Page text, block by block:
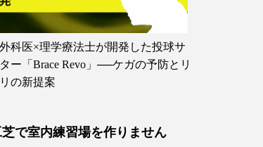
科医×理学療法士が開発した投球サ
ー「Brace Revo」──ケガの予防とリ
の新提案
芝で室内練習場を作りません